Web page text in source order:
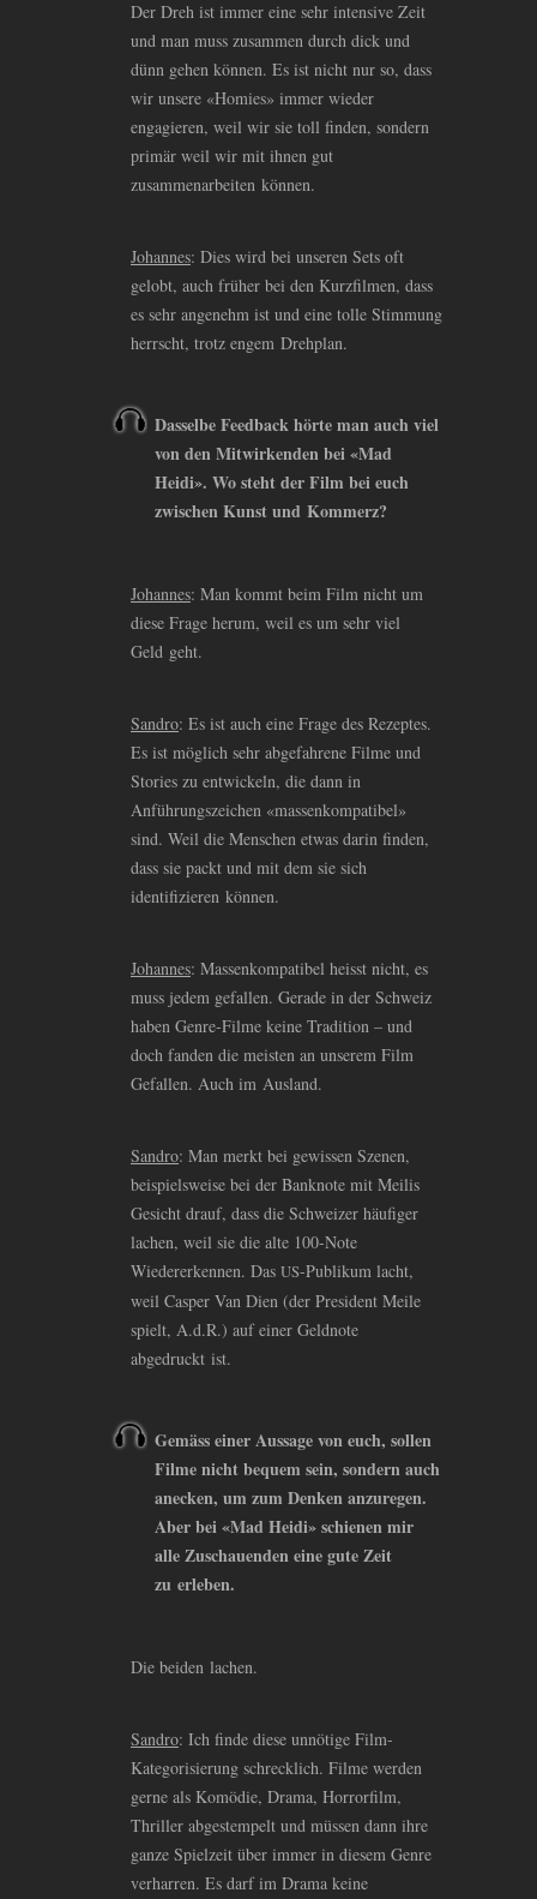
Der Dreh ist immer eine sehr intensive Zeit
und man muss zusammen durch dick und
dünn gehen können. Es ist nicht nur so, dass
wir unsere «Homies» immer wieder
engagieren, weil wir sie toll finden, sondern
primär weil wir mit ihnen gut
zusammenarbeiten können.
Johannes: Dies wird bei unseren Sets oft
gelobt, auch früher bei den Kurzfilmen, dass
es sehr angenehm ist und eine tolle Stimmung
herrscht, trotz engem Drehplan.
Dasselbe Feedback hörte man auch viel
von den Mitwirkenden bei «Mad
Heidi». Wo steht der Film bei euch
zwischen Kunst und Kommerz?
Johannes: Man kommt beim Film nicht um
diese Frage herum, weil es um sehr viel
Geld geht.
Sandro: Es ist auch eine Frage des Rezeptes.
Es ist möglich sehr abgefahrene Filme und
Stories zu entwickeln, die dann in
Anführungszeichen «massenkompatibel»
sind. Weil die Menschen etwas darin finden,
dass sie packt und mit dem sie sich
identifizieren können.
Johannes: Massenkompatibel heisst nicht, es
muss jedem gefallen. Gerade in der Schweiz
haben Genre-Filme keine Tradition – und
doch fanden die meisten an unserem Film
Gefallen. Auch im Ausland.
Sandro: Man merkt bei gewissen Szenen,
beispielsweise bei der Banknote mit Meilis
Gesicht drauf, dass die Schweizer häufiger
lachen, weil sie die alte 100-Note
Wiedererkennen. Das US-Publikum lacht,
weil Casper Van Dien (der President Meile
spielt, A.d.R.) auf einer Geldnote
abgedruckt ist.
Gemäss einer Aussage von euch, sollen
Filme nicht bequem sein, sondern auch
anecken, um zum Denken anzuregen.
Aber bei «Mad Heidi» schienen mir
alle Zuschauenden eine gute Zeit
zu erleben.
Die beiden lachen.
Sandro: Ich finde diese unnötige Film-
Kategorisierung schrecklich. Filme werden
gerne als Komödie, Drama, Horrorfilm,
Thriller abgestempelt und müssen dann ihre
ganze Spielzeit über immer in diesem Genre
verharren. Es darf im Drama keine